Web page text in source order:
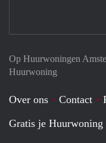
Op Huurwoningen
Huurwoning
Over ons Contact
Gratis je Huurwoning